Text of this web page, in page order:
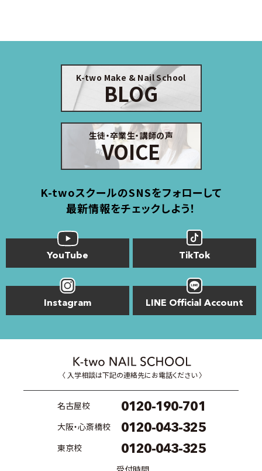
K-two Make & Nail School
BLOG
生徒・卒業生・講師の声
VOICE
K-twoスクールのSNSをフォローして
最新情報をチェックしよう！
YouTube TikTok
Instagram LINE Official Account
〈 入学相談は下記の連絡先にお電話ください 〉
名古屋校 0120-190-701
大阪・心斎橋校 0120-043-325
東京校 0120-043-325